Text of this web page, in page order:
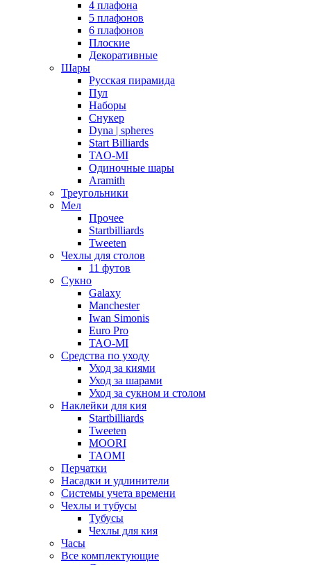
4 плафона
5 плафонов
6 плафонов
Плоские
Декоративные
Шары
Русская пирамида
Пул
Наборы
Снукер
Dyna | spheres
Start Billiards
TAO-MI
Одиночные шары
Aramith
Треугольники
Мел
Прочее
Startbilliards
Tweeten
Чехлы для столов
11 футов
Сукно
Galaxy
Manchester
Iwan Simonis
Euro Pro
TAO-MI
Средства по уходу
Уход за киями
Уход за шарами
Уход за сукном и столом
Наклейки для кия
Startbilliards
Tweeten
MOORI
TAOMI
Перчатки
Насадки и удлинители
Системы учета времени
Чехлы и тубусы
Тубусы
Чехлы для кия
Часы
Все комплектующие